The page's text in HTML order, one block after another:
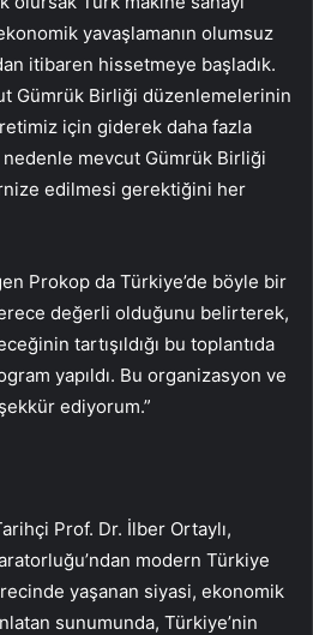
yavaşlamanın olumsuz
itibaren hissetmeye başladık.
Gümrük Birliği düzenlemelerinin
için giderek daha fazla
nedenle mevcut Gümrük Birliği
edilmesi gerektiğini her
Prokop da Türkiye’de böyle bir
değerli olduğunu belirterek,
tartışıldığı bu toplantıda
yapıldı. Bu organizasyon ve
ediyorum.”
Prof. Dr. İlber Ortaylı,
modern Türkiye
yaşanan siyasi, ekonomik
sunumunda, Türkiye’nin